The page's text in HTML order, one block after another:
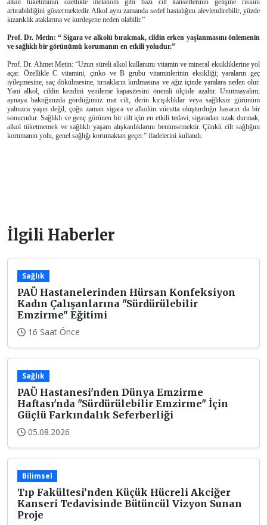
alkol tüketiminin özellikle melanom gibi bazı cilt kanserlerinin gelişme riskini
artırabildiğini göstermektedir. Alkol aynı zamanda sedef hastalığını alevlendirebilir, yüzde
kızarıklık ataklarına ve kurdeşene neden olabilir.”
Prof. Dr. Metin: “ Sigara ve alkolü bırakmak, cildin erken yaşlanmasını önlemenin
ve sağlıklı bir görünümü korumanın en etkili yoludur.”
Prof. Dr. Ahmet Metin: “Uzun süreli alkol kullanımı vitamin ve mineral eksikliklerine yol
açar. Özellikle C vitamini, çinko ve B grubu vitaminlerinin eksikliği; yaraların geç
iyileşmesine, saç dökülmesine, tırnakların kırılmasına ve ağız içinde yaralara neden olur.
Yani alkol, cildin kendini yenileme kapasitesini önemli ölçüde azaltır. Unutmayalım;
aynaya baktığınızda gördüğünüz mat cilt, derin kırışıklıklar veya sağlıksız görünüm
yalnızca yaşın değil, çoğu zaman sigara ve alkolün vücutta oluşturduğu hasarın da bir
sonucudur. Sağlıklı ve genç görünen bir cilt için en etkili tedavi; sigaradan uzak durmak,
alkol tüketmemek ve sağlıklı yaşam alışkanlıklarını benimsemektir. Çünkü cilt sağlığını
korumanın yolu, genel sağlığı korumaktan geçer.” ifadelerini kullandı.
İlgili Haberler
Sağlık
PAÜ Hastanelerinden Hürsan Konfeksiyon
Kadın Çalışanlarına "Sürdürülebilir
Emzirme" Eğitimi
16 Saat Önce
Sağlık
PAÜ Hastanesi'nden Dünya Emzirme
Haftası'nda "Sürdürülebilir Emzirme" İçin
Güçlü Farkındalık Seferberliği
05.08.2026
Bilimsel
Tıp Fakültesi’nden Küçük Hücreli Akciğer
Kanseri Tedavisinde Bütüncül Vizyon Sunan
Proje